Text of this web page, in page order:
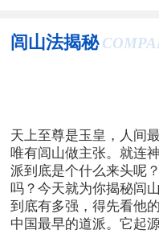
闾山法揭秘
天上至尊是玉皇，人间
唯有闾山做主张。就连
派到底是个什么来头呢
吗？今天就为你揭秘闾
到底有多强，得先看他
中国最早的道派。它起